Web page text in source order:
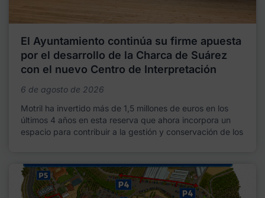
El Ayuntamiento continúa su firme apuesta
por el desarrollo de la Charca de Suárez
con el nuevo Centro de Interpretación
6 de agosto de 2026
Motril ha invertido más de 1,5 millones de euros en los
últimos 4 años en esta reserva que ahora incorpora un
espacio para contribuir a la gestión y conservación de los